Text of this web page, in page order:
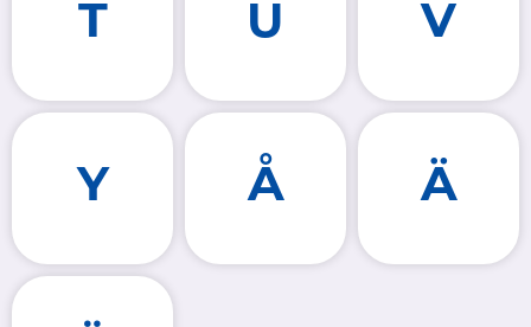
T U V
Y Å Ä